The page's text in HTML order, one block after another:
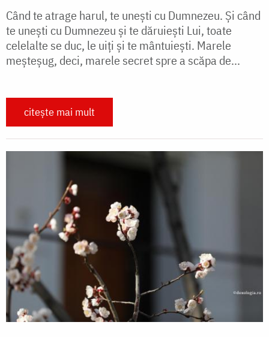
Când te atrage harul, te unești cu Dumnezeu. Și când
te unești cu Dumnezeu și te dăruiești Lui, toate
celelalte se duc, le uiți și te mântuiești. Marele
meșteșug, deci, marele secret spre a scăpa de...
citește mai mult